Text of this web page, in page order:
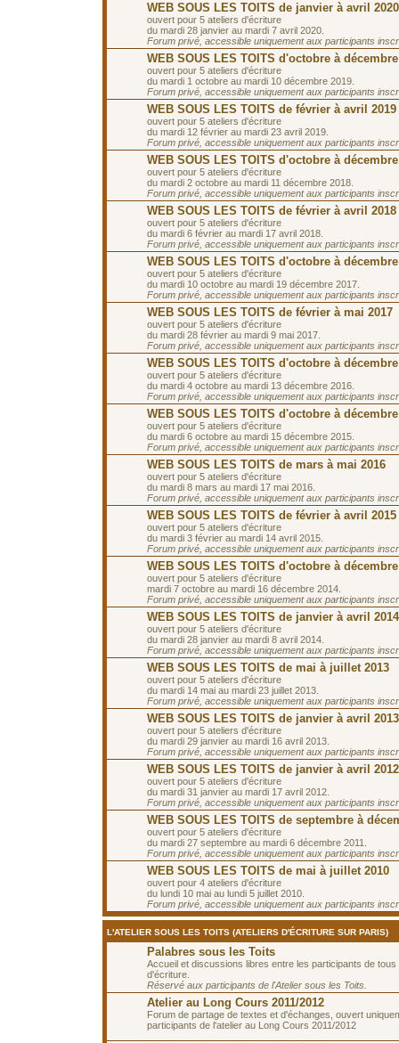
WEB SOUS LES TOITS de janvier à avril 2020
ouvert pour 5 ateliers d'écriture
du mardi 28 janvier au mardi 7 avril 2020.
Forum privé, accessible uniquement aux participants
WEB SOUS LES TOITS d'octobre à décembre
ouvert pour 5 ateliers d'écriture
du mardi 1 octobre au mardi 10 décembre 2019.
Forum privé, accessible uniquement aux participants
WEB SOUS LES TOITS de février à avril 2019
ouvert pour 5 ateliers d'écriture
du mardi 12 février au mardi 23 avril 2019.
Forum privé, accessible uniquement aux participants
WEB SOUS LES TOITS d'octobre à décembre
ouvert pour 5 ateliers d'écriture
du mardi 2 octobre au mardi 11 décembre 2018.
Forum privé, accessible uniquement aux participants
WEB SOUS LES TOITS de février à avril 2018
ouvert pour 5 ateliers d'écriture
du mardi 6 février au mardi 17 avril 2018.
Forum privé, accessible uniquement aux participants
WEB SOUS LES TOITS d'octobre à décembre
ouvert pour 5 ateliers d'écriture
du mardi 10 octobre au mardi 19 décembre 2017.
Forum privé, accessible uniquement aux participants
WEB SOUS LES TOITS de février à mai 2017
ouvert pour 5 ateliers d'écriture
du mardi 28 février au mardi 9 mai 2017.
Forum privé, accessible uniquement aux participants
WEB SOUS LES TOITS d'octobre à décembre
ouvert pour 5 ateliers d'écriture
du mardi 4 octobre au mardi 13 décembre 2016.
Forum privé, accessible uniquement aux participants
WEB SOUS LES TOITS d'octobre à décembre
ouvert pour 5 ateliers d'écriture
du mardi 6 octobre au mardi 15 décembre 2015.
Forum privé, accessible uniquement aux participants
WEB SOUS LES TOITS de mars à mai 2016
ouvert pour 5 ateliers d'écriture
du mardi 8 mars au mardi 17 mai 2016.
Forum privé, accessible uniquement aux participants
WEB SOUS LES TOITS de février à avril 2015
ouvert pour 5 ateliers d'écriture
du mardi 3 février au mardi 14 avril 2015.
Forum privé, accessible uniquement aux participants
WEB SOUS LES TOITS d'octobre à décembre
ouvert pour 5 ateliers d'écriture
mardi 7 octobre au mardi 16 décembre 2014.
Forum privé, accessible uniquement aux participants
WEB SOUS LES TOITS de janvier à avril 2014
ouvert pour 5 ateliers d'écriture
du mardi 28 janvier au mardi 8 avril 2014.
Forum privé, accessible uniquement aux participants
WEB SOUS LES TOITS de mai à juillet 2013
ouvert pour 5 ateliers d'écriture
du mardi 14 mai au mardi 23 juillet 2013.
Forum privé, accessible uniquement aux participants
WEB SOUS LES TOITS de janvier à avril 2013
ouvert pour 5 ateliers d'écriture
du mardi 29 janvier au mardi 16 avril 2013.
Forum privé, accessible uniquement aux participants
WEB SOUS LES TOITS de janvier à avril 2012
ouvert pour 5 ateliers d'écriture
du mardi 31 janvier au mardi 17 avril 2012.
Forum privé, accessible uniquement aux participants
WEB SOUS LES TOITS de septembre à
ouvert pour 5 ateliers d'écriture
du mardi 27 septembre au mardi 6 décembre 2011.
Forum privé, accessible uniquement aux participants
WEB SOUS LES TOITS de mai à juillet 2010
ouvert pour 4 ateliers d'écriture
du lundi 10 mai au lundi 5 juillet 2010.
Forum privé, accessible uniquement aux participants
L'ATELIER SOUS LES TOITS (ATELIERS D'ÉCRITURE SUR PARIS)
Palabres sous les Toits
Accueil et discussions libres entre les participants de tous
d'écriture.
Réservé aux participants de l'Atelier sous les Toits.
Atelier au Long Cours 2011/2012
Forum de partage de textes et d'échanges, ouvert
participants de l'atelier au Long Cours 2011/2012